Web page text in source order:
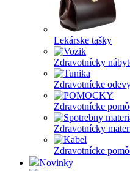
Lekárske tašky
Zdravotnícky
Zdravotnícke
Zdravotnícke
Zdravotnícky
Zdravotnícke
Novinky